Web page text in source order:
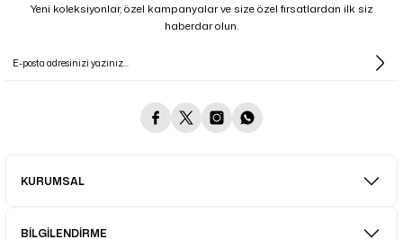
Yeni koleksiyonlar, özel kampanyalar ve size özel fırsatlardan ilk siz
haberdar olun.
KURUMSAL
BİLGİLENDİRME